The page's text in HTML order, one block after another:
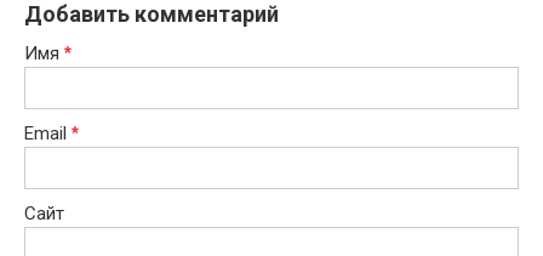
Добавить комментарий
Имя *
Email *
Сайт